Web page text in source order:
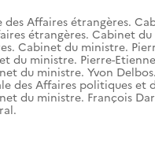
des Affaires étrangères.
étrangères. Cabinet
Cabinet du ministre.
du ministre. Pierre-
du ministre. Yvon Delbos.
des Affaires politiques et
du ministre. François